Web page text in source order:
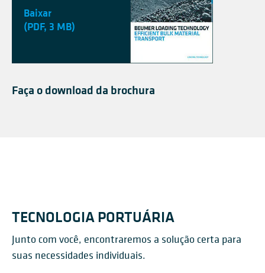
Baixar
(PDF, 3 MB)
Faça o download da brochura
TECNOLOGIA PORTUÁRIA
Junto com você, encontraremos a solução certa para
suas necessidades individuais.